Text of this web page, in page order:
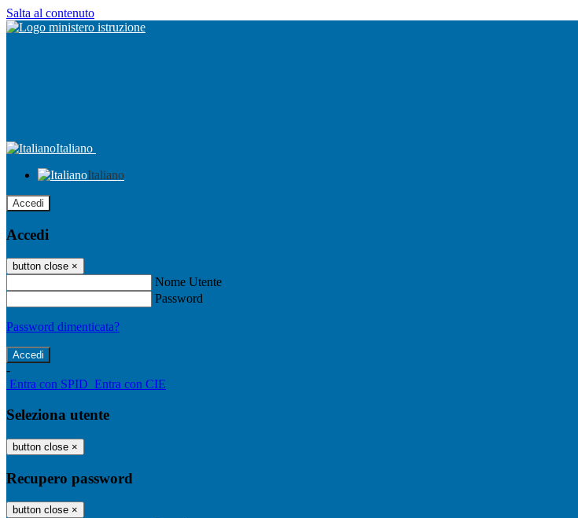
Salta al contenuto
Italiano
Italiano
Accedi
Accedi
button close ×
Nome Utente
Password
Password dimenticata?
-
Entra con SPID Entra con CIE
Seleziona utente
button close ×
Recupero password
button close ×